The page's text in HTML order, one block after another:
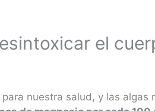
el
nuestra salud, y las